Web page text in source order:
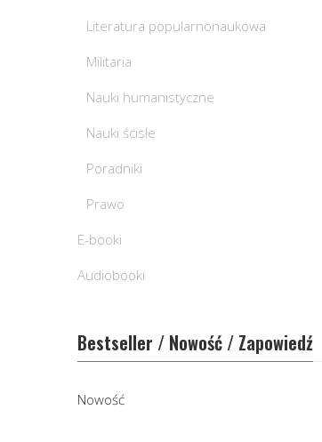
Literatura popularnonaukowa
Militaria
Nauki humanistyczne
Nauki ścisłe
Poradniki
Prawo
E-booki
Audiobooki
Bestseller / Nowość / Zapowiedź
Nowość